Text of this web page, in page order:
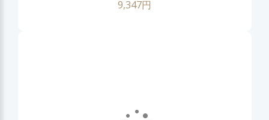
闘服 サバゲー装備 サバイバルゲーム メンズ
9,347円